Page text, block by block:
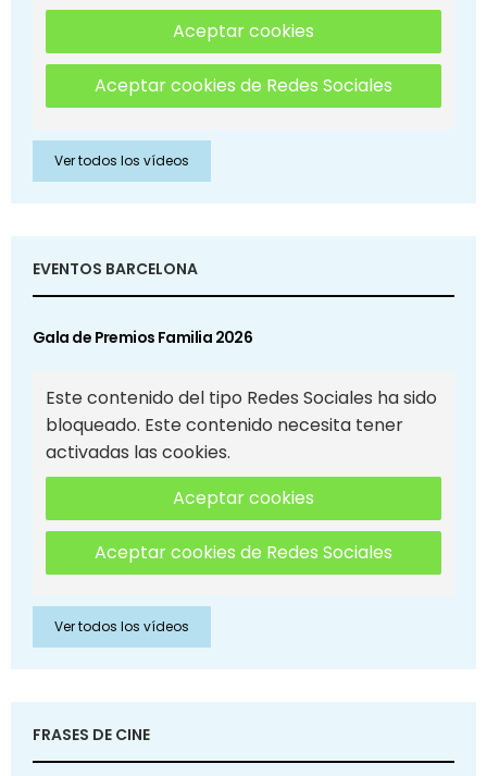
Aceptar cookies
Aceptar cookies de Redes Sociales
Ver todos los vídeos
EVENTOS BARCELONA
Gala de Premios Familia 2026
Este contenido del tipo Redes Sociales ha sido
bloqueado. Este contenido necesita tener
activadas las cookies.
Aceptar cookies
Aceptar cookies de Redes Sociales
Ver todos los vídeos
FRASES DE CINE